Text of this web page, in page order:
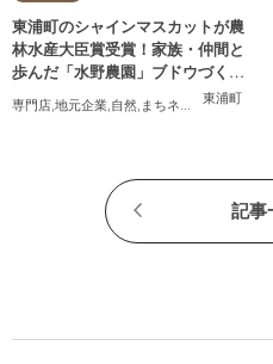
東浦町
東浦町のシャインマスカットが農
林水産大臣賞受賞！家族・仲間と
歩んだ「水野農園」ブドウづくり
の軌跡
専門店,地元企業,自然, まちネタ 季節ネタ
記事